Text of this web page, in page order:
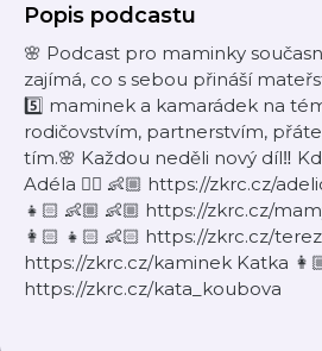
Popis podcastu
🌸 Podcast pro maminky
zajímá, co s sebou přináší
5️⃣ maminek a kamarádek na
rodičovstvím, partnerstvím,
tím.🌸 Každou neděli nový díl‼️
Adéla 👱‍♀️ 👶🏼 https://zkrc.cz/
👧🏻 👶🏼 👶🏼 https://zkrc.cz/
👩🏻 👧🏻 👶🏻 https://zkrc.cz/
https://zkrc.cz/kaminek Katka
https://zkrc.cz/kata_koubova